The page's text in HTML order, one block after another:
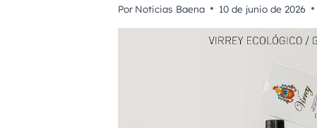
Por Noticias Baena 10 de junio de 2026